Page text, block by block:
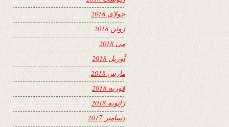
جولای 2018
ژوئن 2018
می 2018
آوریل 2018
مارس 2018
فوریه 2018
ژانویه 2018
دسامبر 2017